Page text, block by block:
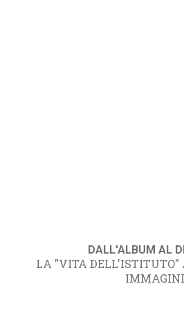
DALL'ALBUM AL
LA "VITA DELL'ISTITUTO"
IMMAGINI